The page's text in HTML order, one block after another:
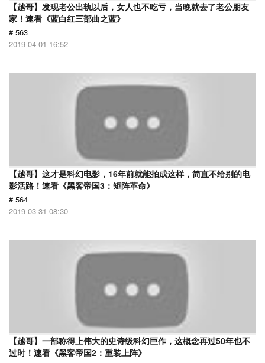
【越哥】发现老公出轨以后，女人也不吃亏，当晚就去了老公朋友
家！速看《蓝白红三部曲之蓝》
# 563
2019-04-01 16:52
【越哥】这才是科幻电影，16年前就能拍成这样，简直不给别的电
影活路！速看《黑客帝国3：矩阵革命》
# 564
2019-03-31 08:30
【越哥】一部称得上伟大的史诗级科幻巨作，这概念再过50年也不
过时！速看《黑客帝国2：重装上阵》